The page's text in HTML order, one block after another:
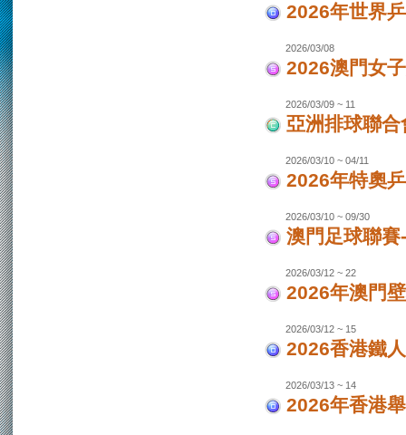
2026年世界
2026/03/08
2026澳門女
2026/03/09 ~ 11
亞洲排球聯
2026/03/10 ~ 04/11
2026年特奧
2026/03/10 ~ 09/30
澳門足球聯
2026/03/12 ~ 22
2026年澳門
2026/03/12 ~ 15
2026香港鐵
2026/03/13 ~ 14
2026年香港